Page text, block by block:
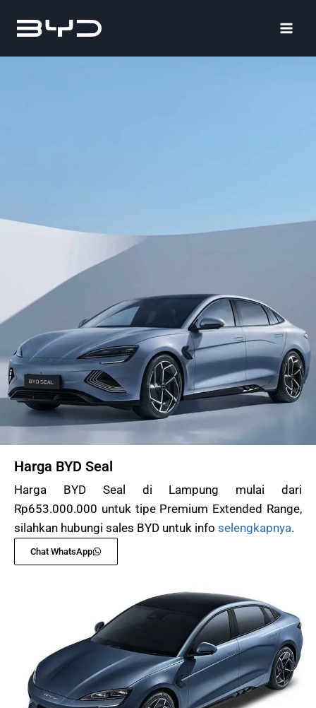
Harga BYD Seal
Harga BYD Seal di Lampung mulai dari
Rp653.000.000 untuk tipe Premium Extended Range,
silahkan hubungi sales BYD untuk info selengkapnya.
Chat WhatsApp